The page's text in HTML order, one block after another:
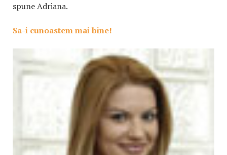
spune Adriana.
Sa-i cunoastem mai bine!